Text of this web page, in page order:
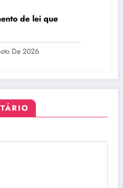
de lei que
De 2026